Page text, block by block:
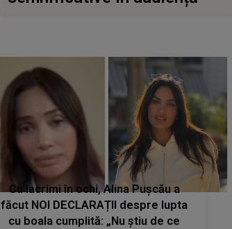
Cu lacrimi în ochi, Alina Pușcău a
făcut NOI DECLARAȚII despre lupta
cu boala cumplită: „Nu știu de ce